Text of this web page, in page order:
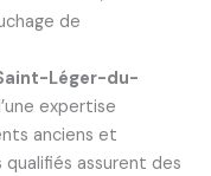
de
Léger-du-
expertise
anciens et
assurent des